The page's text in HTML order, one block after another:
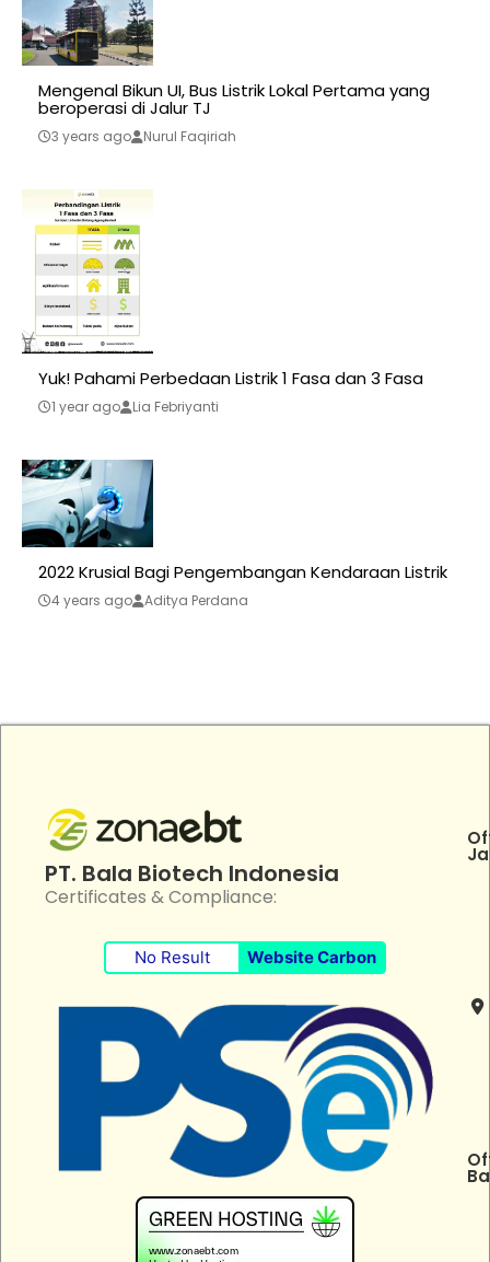
Mengenal Bikun UI, Bus Listrik Lokal Pertama yang
beroperasi di Jalur TJ
3 years ago Nurul Faqiriah
Yuk! Pahami Perbedaan Listrik 1 Fasa dan 3 Fasa
1 year ago Lia Febriyanti
2022 Krusial Bagi Pengembangan Kendaraan Listrik
4 years ago Aditya Perdana
PT. Bala Biotech Indonesia
Certificates & Compliance:
No Result Website Carbon